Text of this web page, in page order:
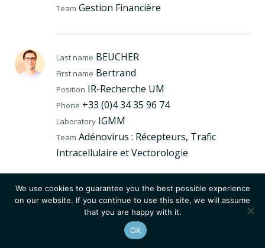
Team Gestion Financière
Last name BEUCHER
First name Bertrand
Position IR-Recherche UM
Phone +33 (0)4 34 35 96 74
Laboratory IGMM
Team Adénovirus : Récepteurs, Trafic
Intracellulaire et Vectorologie
Last nameMAKRINI
First nameAmal
IR-Recherche CNRS
We use cookies to guarantee you the best possible experience
on our website. If you continue to use this site, we will assume
that you are happy with it.
OK